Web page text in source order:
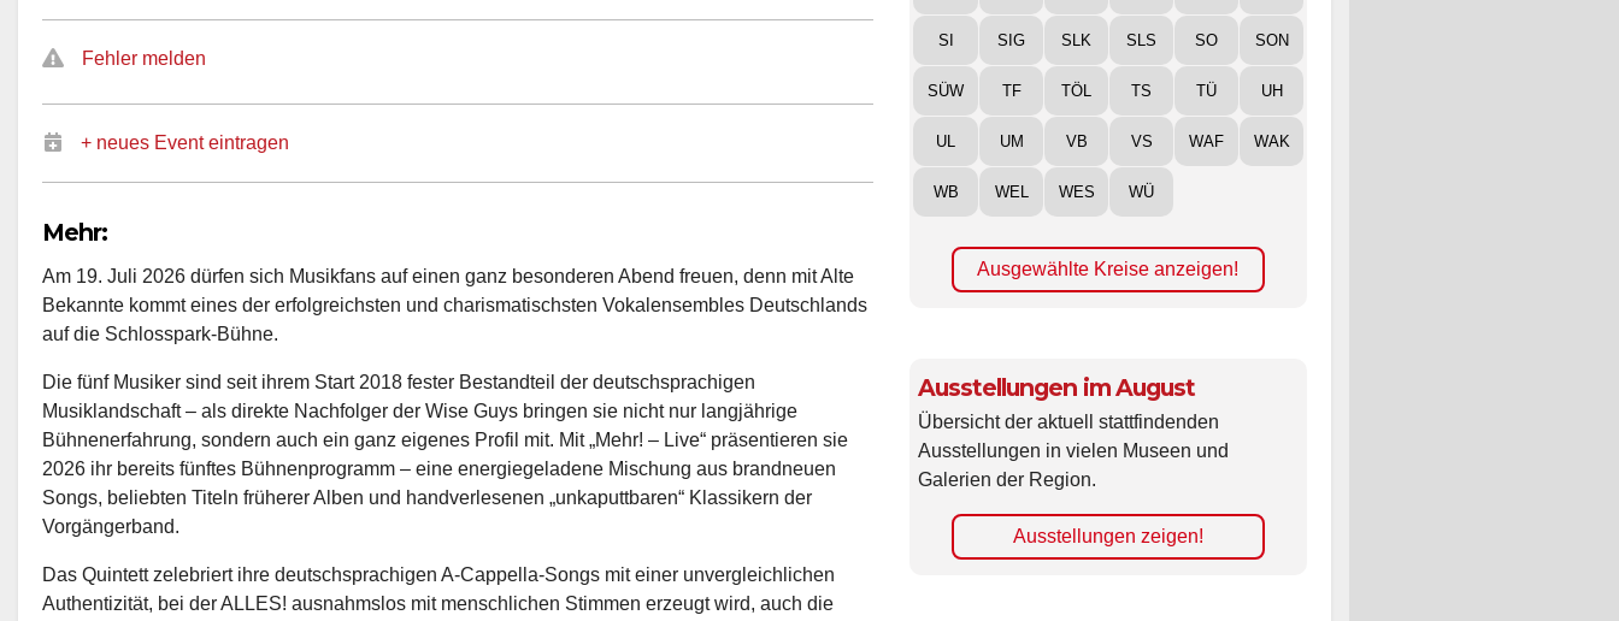
Fehler melden
+ neues Event eintragen
Mehr:
Am 19. Juli 2026 dürfen sich Musikfans auf einen ganz besonderen Abend freuen, denn mit Alte
Bekannte kommt eines der erfolgreichsten und charismatischsten Vokalensembles Deutschlands
auf die Schlosspark-Bühne.
Die fünf Musiker sind seit ihrem Start 2018 fester Bestandteil der deutschsprachigen
Musiklandschaft – als direkte Nachfolger der Wise Guys bringen sie nicht nur langjährige
Bühnenerfahrung, sondern auch ein ganz eigenes Profil mit. Mit „Mehr! – Live“ präsentieren sie
2026 ihr bereits fünftes Bühnenprogramm – eine energiegeladene Mischung aus brandneuen
Songs, beliebten Titeln früherer Alben und handverlesenen „unkaputtbaren“ Klassikern der
Vorgängerband.
Das Quintett zelebriert ihre deutschsprachigen A-Cappella-Songs mit einer unvergleichlichen
Authentizität, bei der ALLES! ausnahmslos mit menschlichen Stimmen erzeugt wird, auch die
SI SIG SLK SLS SO SON
SÜW TF TÖL TS TÜ UH
UL UM VB VS WAF WAK
WB WEL WES WÜ
Ausgewählte Kreise anzeigen!
Ausstellungen im August
Übersicht der aktuell stattfindenden
Ausstellungen in vielen Museen und
Galerien der Region.
Ausstellungen zeigen!